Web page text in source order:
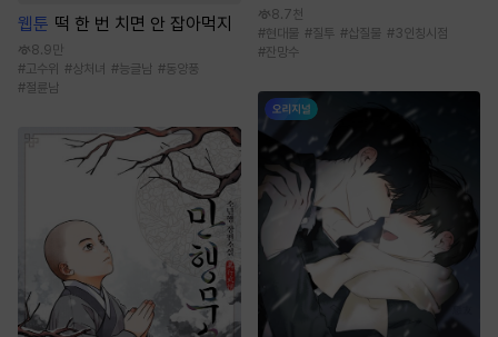
웹툰 떡 한 번 치면 안 잡아먹지
8.9만
#고수위 #상처녀 #능글남 #동양풍
#절륜남
8.7천
#현대물 #질투 #삽질물 #3인칭시점
#잔망수